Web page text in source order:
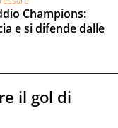
Champions:
e si difende dalle
il gol di